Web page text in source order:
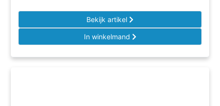
Bekijk artikel
In winkelmand